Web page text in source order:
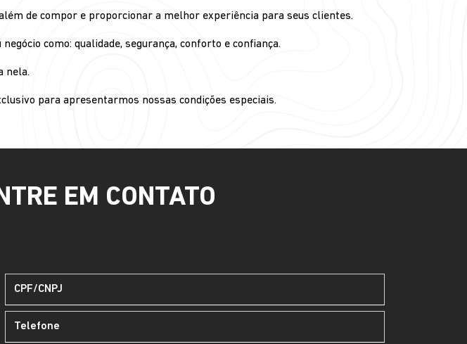
de compor e proporcionar a melhor experiência para seus clientes.
como: qualidade, segurança, conforto e confiança.
nela.
para apresentarmos nossas condições especiais.
EM CONTATO